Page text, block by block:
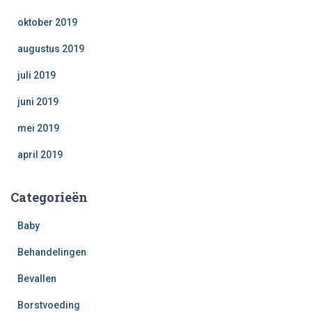
oktober 2019
augustus 2019
juli 2019
juni 2019
mei 2019
april 2019
Categorieën
Baby
Behandelingen
Bevallen
Borstvoeding